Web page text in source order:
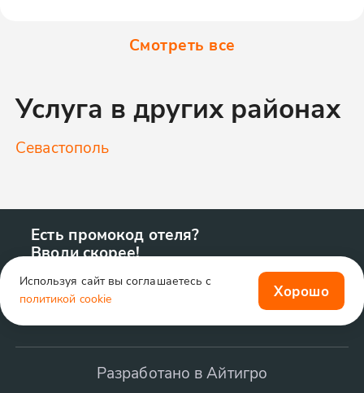
Смотреть все
Услуга в других районах
Севастополь
Есть промокод отеля?
Вводи скорее!
Разработано в Айтигро
Используя сайт вы соглашаетесь с
политикой cookie
Хорошо